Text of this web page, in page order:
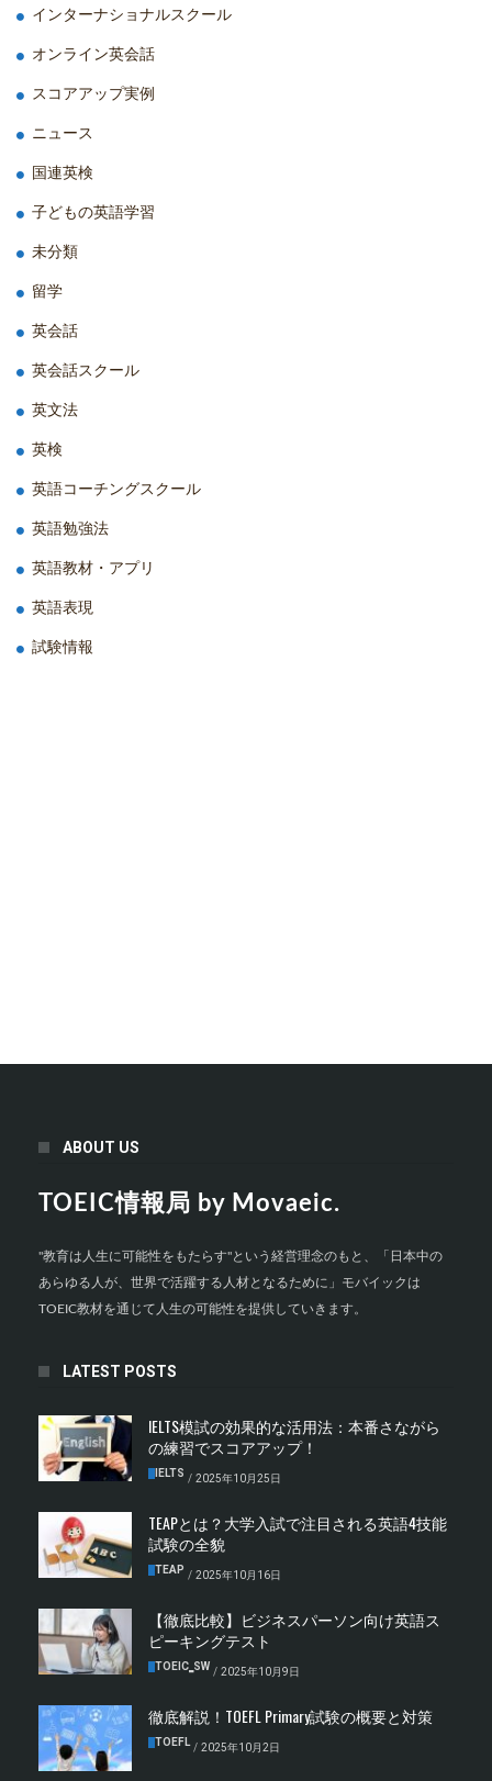
インターナショナルスクール
オンライン英会話
スコアアップ実例
ニュース
国連英検
子どもの英語学習
未分類
留学
英会話
英会話スクール
英文法
英検
英語コーチングスクール
英語勉強法
英語教材・アプリ
英語表現
試験情報
ABOUT US
TOEIC情報局 by Movaeic.
"教育は人生に可能性をもたらす"という経営理念のもと、「日本中の
あらゆる人が、世界で活躍する人材となるために」モバイックは
TOEIC教材を通じて人生の可能性を提供していきます。
LATEST POSTS
IELTS模試の効果的な活用法：本番さながら
の練習でスコアアップ！
IELTS / 2025年10月25日
TEAPとは？大学入試で注目される英語4技能
試験の全貌
TEAP / 2025年10月16日
【徹底比較】ビジネスパーソン向け英語ス
ピーキングテスト
TOEIC‗SW / 2025年10月9日
徹底解説！TOEFL Primary試験の概要と対策
TOEFL / 2025年10月2日